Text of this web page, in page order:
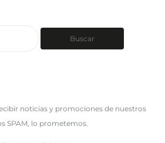
Buscar
noticias y promociones de nuestros
SPAM, lo prometemos.